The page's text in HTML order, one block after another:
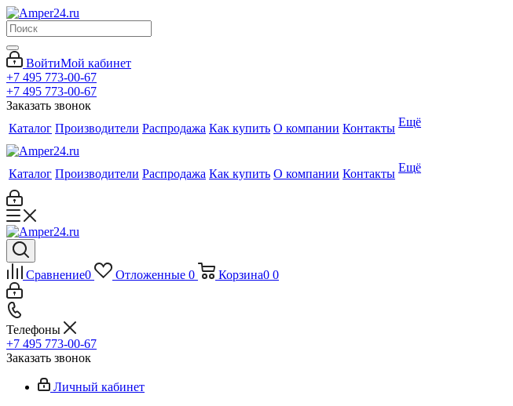
ВойтиМой кабинет
+7 495 773-00-67
+7 495 773-00-67
Заказать звонок
Каталог Производители Распродажа Как купить О компании Контакты Ещё
Каталог Производители Распродажа Как купить О компании Контакты Ещё
Сравнение0 Отложенные 0 Корзина0 0
Телефоны
+7 495 773-00-67
Заказать звонок
Личный кабинет